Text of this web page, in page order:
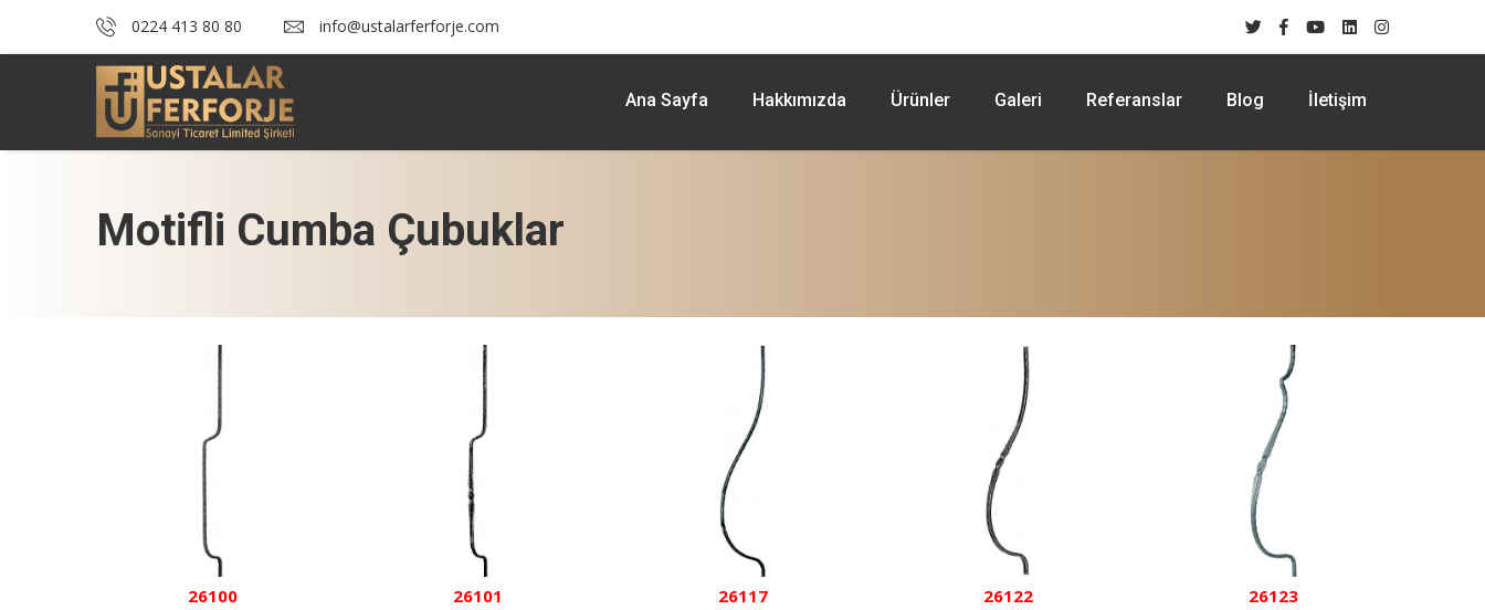
0224 413 80 80 info@ustalarferforje.com
Ana Sayfa Hakkımızda Ürünler Galeri Referanslar Blog İletişim
Motifli Cumba Çubuklar
26100 26101 26117 26122 26123